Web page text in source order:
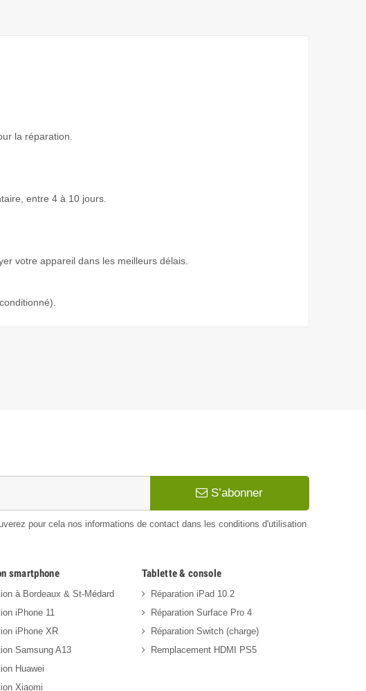
la réparation.
entre 4 à 10 jours.
votre appareil dans les meilleurs délais.
S’abonner
pour cela nos informations de contact dans les conditions d'utilisation
smartphone
à Bordeaux & St-Médard
iPhone 11
iPhone XR
Samsung A13
Huawei
Xiaomi
Tablette & console
Réparation iPad 10.2
Réparation Surface Pro 4
Réparation Switch (charge)
Remplacement HDMI PS5